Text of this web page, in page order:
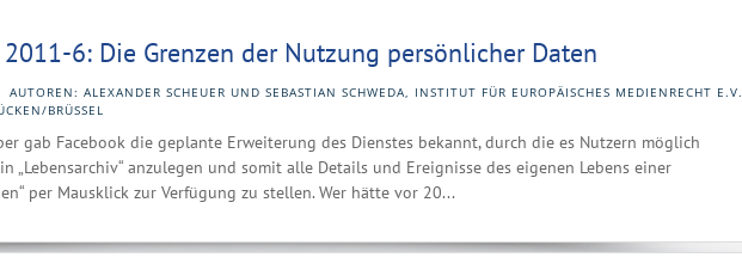
2011-6: Die Grenzen der Nutzung persönlicher Daten
AUTOREN: ALEXANDER SCHEUER UND SEBASTIAN SCHWEDA, INSTITUT FÜR EUROPÄISCHES MEDIENRECHT E.V.
BRÜSSEL
gab Facebook die geplante Erweiterung des Dienstes bekannt, durch die es Nutzern möglich
„Lebensarchiv“ anzulegen und somit alle Details und Ereignisse des eigenen Lebens einer
per Mausklick zur Verfügung zu stellen. Wer hätte vor 20...